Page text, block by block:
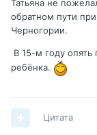
Татьяна не
обратном пути
Черногории.
В 15-м году опять
ребёнка.
Цитата